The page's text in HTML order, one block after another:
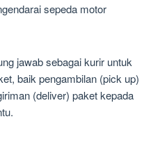
sepeda motor
jawab sebagai kurir untuk
baik pengambilan (pick up)
(deliver) paket kepada